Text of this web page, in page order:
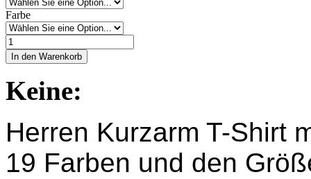
Farbe
In den Warenkorb
Keine:
Herren Kurzarm T-Shirt
19 Farben und den